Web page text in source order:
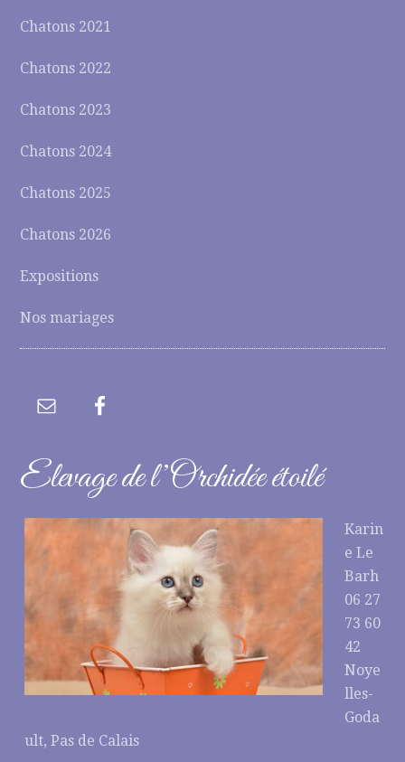
Chatons 2021
Chatons 2022
Chatons 2023
Chatons 2024
Chatons 2025
Chatons 2026
Expositions
Nos mariages
Elevage de l’Orchidée étoilé
Karin
e Le
Barh
06 27
73 60
42
Noye
lles-
Goda
ult, Pas de Calais